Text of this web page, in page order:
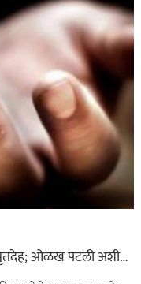
मृतदेह; ओळख पटली अशी…